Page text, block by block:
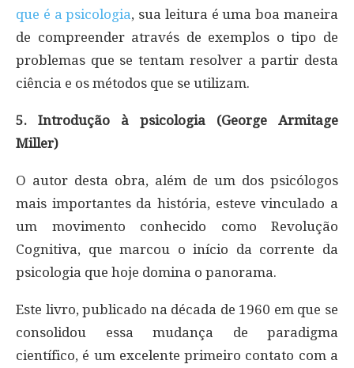
que é a psicologia, sua leitura é uma boa maneira
de compreender através de exemplos o tipo de
problemas que se tentam resolver a partir desta
ciência e os métodos que se utilizam.
5. Introdução à psicologia (George Armitage
Miller)
O autor desta obra, além de um dos psicólogos
mais importantes da história, esteve vinculado a
um movimento conhecido como Revolução
Cognitiva, que marcou o início da corrente da
psicologia que hoje domina o panorama.
Este livro, publicado na década de 1960 em que se
consolidou essa mudança de paradigma
científico, é um excelente primeiro contato com a